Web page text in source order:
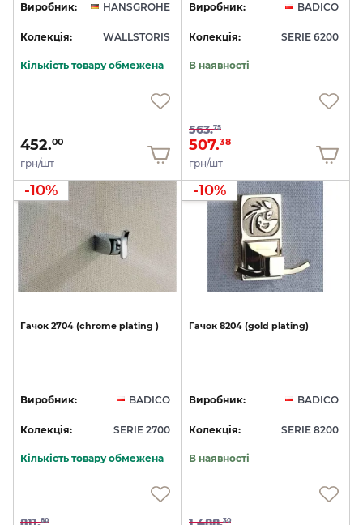
Виробник: HANSGROHE
Колекція: WALLSTORIS
Кількість товару обмежена
452.00
грн/шт
Виробник: BADICO
Колекція: SERIE 6200
В наявності
563.75
507.38
грн/шт
-10%
Гачок 2704 (chrome plating )
Виробник: BADICO
Колекція: SERIE 2700
Кількість товару обмежена
80
-10%
Гачок 8204 (gold plating)
Виробник: BADICO
Колекція: SERIE 8200
В наявності
30